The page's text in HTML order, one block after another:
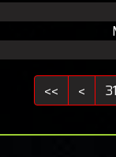
<<
< 31